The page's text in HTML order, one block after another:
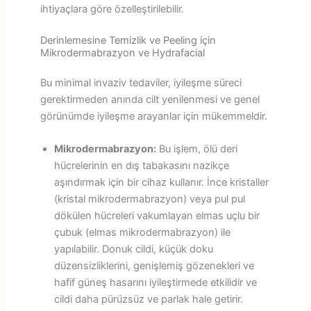
ihtiyaçlara göre özelleştirilebilir.
Derinlemesine Temizlik ve Peeling için
Mikrodermabrazyon ve Hydrafacial
Bu minimal invaziv tedaviler, iyileşme süreci
gerektirmeden anında cilt yenilenmesi ve genel
görünümde iyileşme arayanlar için mükemmeldir.
Mikrodermabrazyon:Bu işlem, ölü deri
hücrelerinin en dış tabakasını nazikçe
aşındırmak için bir cihaz kullanır. İnce kristaller
(kristal mikrodermabrazyon) veya pul pul
dökülen hücreleri vakumlayan elmas uçlu bir
çubuk (elmas mikrodermabrazyon) ile
yapılabilir. Donuk cildi, küçük doku
düzensizliklerini, genişlemiş gözenekleri ve
hafif güneş hasarını iyileştirmede etkilidir ve
cildi daha pürüzsüz ve parlak hale getirir.